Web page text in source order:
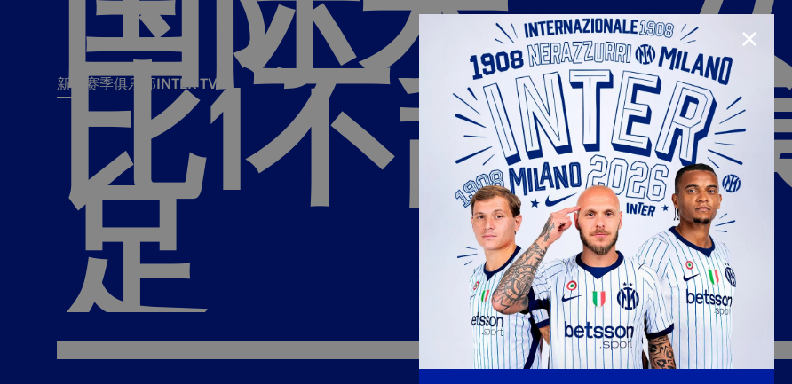
新闻
新闻 所有新闻
Youth sector
合作伙伴
国际米兰俱乐部
国际米兰青训学院
赛季
赛季 团队 Matchday programme
俱乐部
俱乐
部
INTER TV
票务 Tickets
Season Pass
Hospitality
Hospitality Virtual Tour
Away matches
Parking
比1不敌科
足
CLOSE